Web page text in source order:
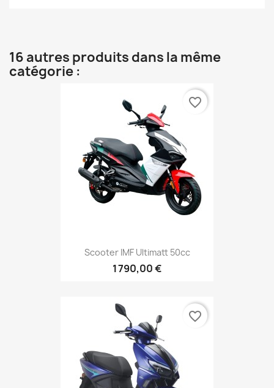
16 autres produits dans la même
catégorie :
Scooter IMF Ultimatt 50cc
1 790,00 €
favorite_border
favorite_border